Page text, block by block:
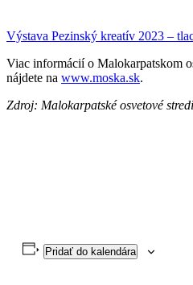
Výstava Pezinský kreatív 2023 –
Viac informácií o Malokarpatskom
nájdete na www.moska.sk.
Zdroj: Malokarpatské osvetové
Pridať do kalendára